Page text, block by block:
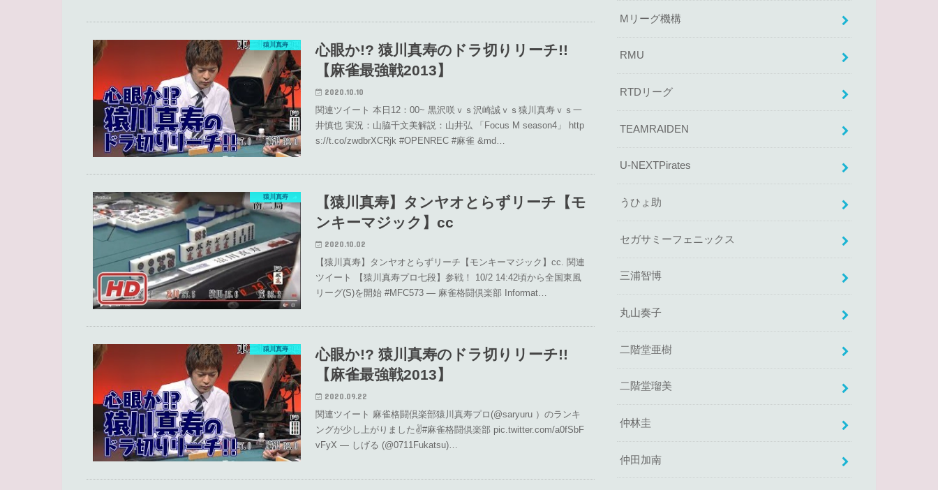
猿川真寿
心眼か!? 猿川真寿のドラ切りリーチ!!
【麻雀最強戦2013】
2020.10.10
関連ツイート 本日12：00~ 黒沢咲ｖｓ沢崎誠ｖｓ猿川真寿ｖｓ一
井慎也 実況：山脇千文美解説：山井弘 「Focus M season4」 http
s://t.co/zwdbrXCRjk #OPENREC #麻雀 &md…
猿川真寿
【猿川真寿】タンヤオとらずリーチ【モ
ンキーマジック】cc
2020.10.02
【猿川真寿】タンヤオとらずリーチ【モンキーマジック】cc. 関連
ツイート 【猿川真寿プロ七段】参戦！ 10/2 14:42頃から全国東風
リーグ(S)を開始 #MFC573 — 麻雀格闘倶楽部 Informat…
猿川真寿
心眼か!? 猿川真寿のドラ切りリーチ!!
【麻雀最強戦2013】
2020.09.22
関連ツイート 麻雀格闘倶楽部猿川真寿プロ(@saryuru ）のランキ
ングが少し上がりました✌️#麻雀格闘倶楽部 pic.twitter.com/a0fSbF
vFyX — しげる (@0711Fukatsu)…
Mリーグ機構
RMU
RTDリーグ
TEAMRAIDEN
U-NEXTPirates
うひょ助
セガサミーフェニックス
三浦智博
丸山奏子
二階堂亜樹
二階堂瑠美
仲林圭
仲田加南